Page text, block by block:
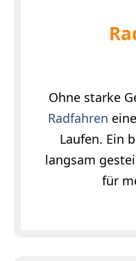
Ohne starke
Radfahren
Laufen. Ein
langsam
für